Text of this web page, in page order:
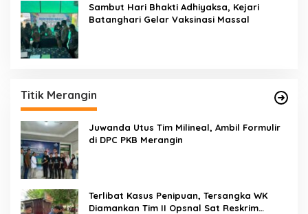
Sambut Hari Bhakti Adhiyaksa, Kejari
Batanghari Gelar Vaksinasi Massal
Titik Merangin
Juwanda Utus Tim Milineal, Ambil Formulir
di DPC PKB Merangin
Terlibat Kasus Penipuan, Tersangka WK
Diamankan Tim II Opsnal Sat Reskrim